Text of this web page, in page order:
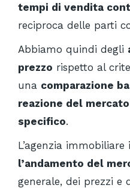
tempi di vendita
reciproca delle parti
Abbiamo quindi degli
prezzo rispetto al
una comparazione
reazione del
specifico.
L’agenzia
l’andamento del
generale, dei prezzi e